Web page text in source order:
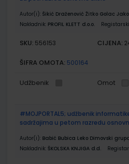
Autor(i): Šikić Draženović Žitko Golac
Nakladnik: PROFIL KLETT d.o.o.
SKU: 556153 CIJENA:
ŠIFRA OMOTA: 500164
Udžbenik Omot
#MOJPORTAL5; udžbenik
sadržajima u petom razredu
Autor(i): Babić Bubica Leko Dimovski
Nakladnik: ŠKOLSKA KNJIGA d.d.